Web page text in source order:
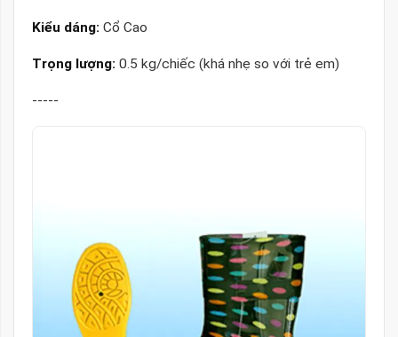
Kiểu dáng: Cổ Cao
Trọng lượng: 0.5 kg/chiếc (khá nhẹ so với trẻ em)
-----